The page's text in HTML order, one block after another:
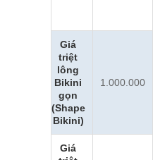
Giá
triệt
lông
Bikini
gọn
(Shape
Bikini)
1.000.000
Giá